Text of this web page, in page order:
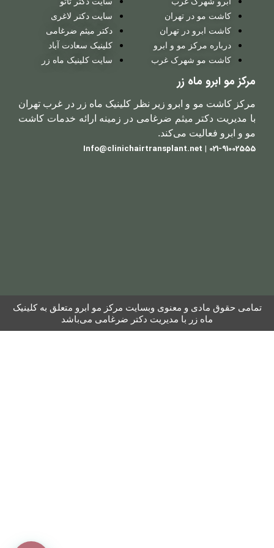
کاشت مو در تهران
کاشت ابرو در تهران
درباره مرکز مو و ابرو
کاشت مو شهرک غرب
سایت دکتر لاغری
دکتر میثم ضرغامی
کلینیک سعادت آباد
سایت کلینیک ماه زر
مرکز مو ابرو ماه زر
مرکز کاشت مو و ابرو زیر نظر کلینیک ماه زر در غرب تهران
با مدیریت دکتر میثم ضرغامی در زمینه ارائه خدمات کاشت
مو و ابرو فعالیت می‌کند.
021-91002555 | Info@clinichairtransplant.net
تمامی حقوق مادی و معنوی وبسایت مرکز مو ابرو متعلق به کلینیک
ماه زر با مدیریت دکتر ضرغامی می‌باشد